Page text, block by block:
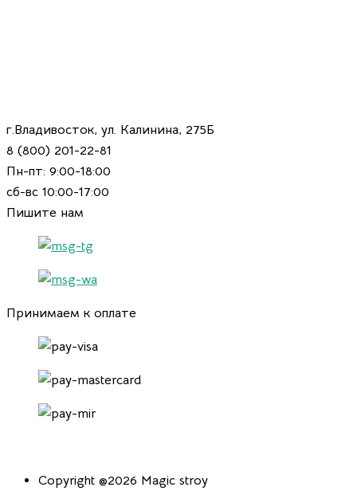
г.Владивосток, ул. Калинина, 275Б
8 (800) 201-22-81
Пн-пт: 9:00-18:00
сб-вс 10:00-17:00
Пишите нам
Принимаем к оплате
Copyright @2026 Magic stroy